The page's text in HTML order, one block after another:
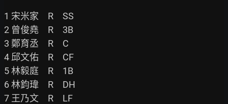
1 宋米家　R　SS
2 曾俊堯　R　3B
3 鄭育丞　R　C
4 邱文佑　R　CF
5 林毅庭　R　1B
6 林鈞瑋　R　DH
7 王乃文　R　LF